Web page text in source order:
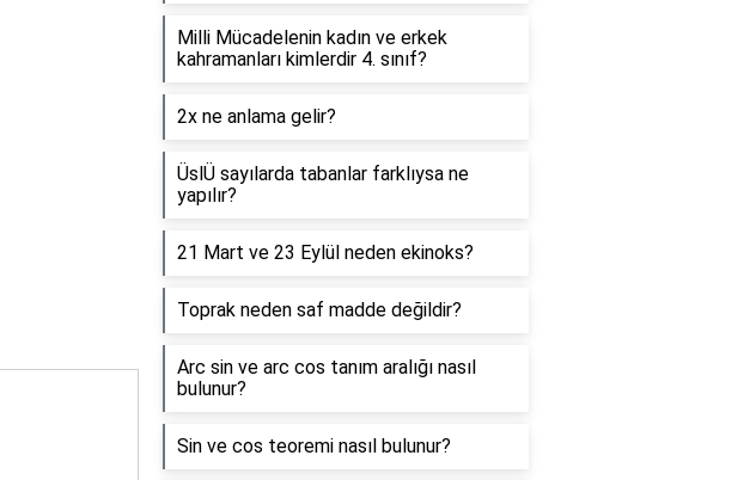
Milli Mücadelenin kadın ve erkek
kahramanları kimlerdir 4. sınıf?
2x ne anlama gelir?
ÜslÜ sayılarda tabanlar farklıysa ne
yapılır?
21 Mart ve 23 Eylül neden ekinoks?
Toprak neden saf madde değildir?
Arc sin ve arc cos tanım aralığı nasıl
bulunur?
Sin ve cos teoremi nasıl bulunur?